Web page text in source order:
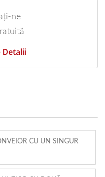
ne
Detalii
CU UN SINGUR